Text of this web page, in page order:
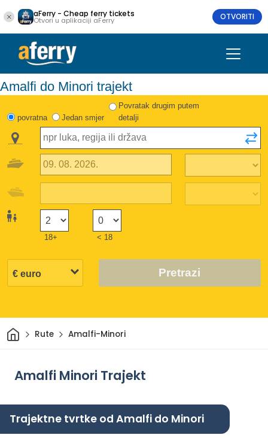
aFerry - Cheap ferry tickets
Otvori u aplikaciji aFerry OTVORITI
Amalfi do Minori trajekt
povratna Jedan smjer
Povratak drugim putem
detalji
18+ < 18
Pretrazi
DomRute Amalfi-Minori
Amalfi Minori Trajekt
Trajektne tvrtke od Amalfi do Minori